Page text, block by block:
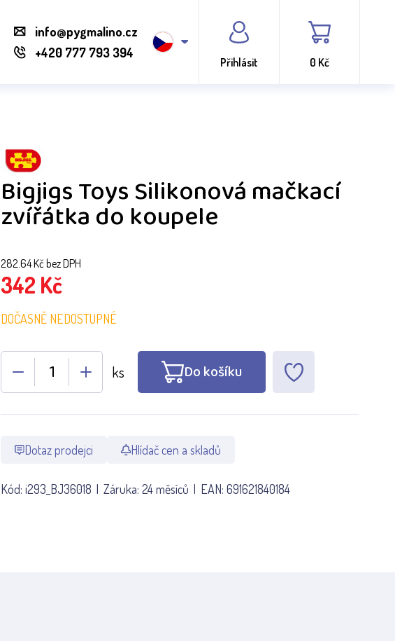
info@pygmalino.cz
+420 777 793 394
Přihlásit 0 Kč
Bigjigs Toys Silikonová mačkací
zvířátka do koupele
282.64Kč bez DPH
342Kč
DOČASNĚ NEDOSTUPNÉ
ks Do košíku
Dotaz prodejci Hlídač cen a skladů
Kód: i293_BJ36018 Záruka: 24 měsíců EAN: 691621840184